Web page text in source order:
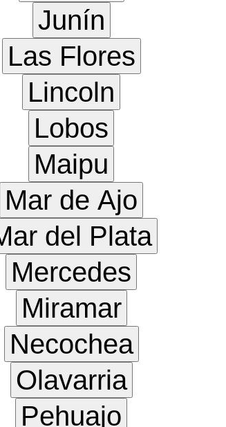
Junín
Las Flores
Lincoln
Lobos
Maipu
Mar de Ajo
del Plata
Mercedes
Miramar
Necochea
Olavarria
Pehuajo